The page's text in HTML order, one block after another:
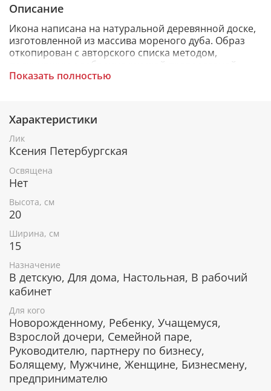
Описание
Икона написана на натуральной деревянной доске,
изготовленной из массива мореного дуба. Образ
откопирован с авторского списка методом,
получившим одобрение русской православной
церкви.
При окончательном оформлении образа
использовались специальные фронтажные грунты,
выравнивающие лаки и темперные краски. Венец и
поля иконы вручную украшены рельефным
орнаментом и натуральным жемчугом или
полудрагоценными камнями.
Ксении Петербургской
От любых телесных недугов.
Поиск любимого человека.
Удачное замужество.
Обращаются к ней с просьбой о беременности.
Родители просят помощи в воспитании детей.
Помогает добиться успеха, в том числе в
бизнесе.
Помогает в торговле.
Дает силы в трудных жизненных ситуациях.
Показать полностью
Характеристики
Лик
Ксения Петербургская
Освящена
Нет
Высота, см
20
Ширина, см
15
Назначение
В детскую, Для дома, Настольная, В рабочий
кабинет
Для кого
Новорожденному, Ребенку, Учащемуся,
Взрослой дочери, Семейной паре,
Руководителю, партнеру по бизнесу,
Болящему, Мужчине, Женщине, Бизнесмену,
предпринимателю